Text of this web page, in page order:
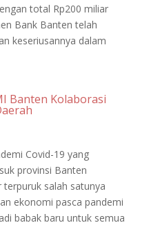
total Rp200 miliar
Bank Banten telah
keseriusannya dalam
Banten Kolaborasi
Covid-19 yang
provinsi Banten
salah satunya
ekonomi pasca pandemi
babak baru untuk semua